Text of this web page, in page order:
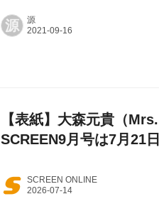
源 源
【表紙】大森元貴（
SCREEN9月号は7月21
SCREEN ONLINE